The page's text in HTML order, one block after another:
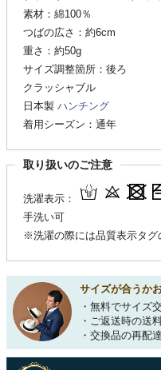
素材：綿100％
つばの広さ：約6cm
重さ：約50g
サイズ調整箇所：後ろ
クラッシャブル
日本製 ハンチング
着用シーズン：通年
取り扱いのご注意
洗濯表示：
手洗い可
※洗濯の際には品質表示タグ
サイズが合うか
・無料でサイズ
・ご返送時の送
・交換品の再配